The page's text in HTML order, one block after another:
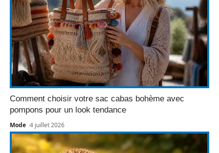
Comment choisir votre sac cabas bohème avec
pompons pour un look tendance
Mode 4 juillet 2026